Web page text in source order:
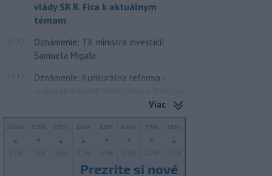
vlády SR R. Fica k aktuálnym
témam
17:32
Oznámenie: TK ministra investícií
Samuela Migaľa
Oznámenie: Kurikurálna reforma -
regionálne turné ministerstva školstva
Viac